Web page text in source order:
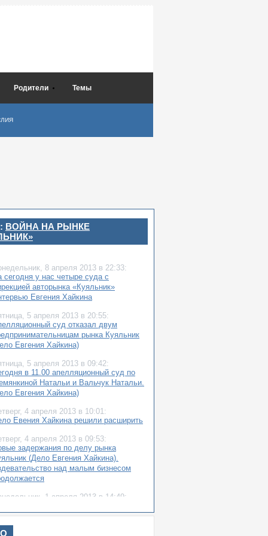
Родители Темы
ВОЙНА НА РЫНКЕ
8 апреля 2013 в 22:33:
сегодня у нас четыре суда с
авторынка «Куяльник»
Евгения Хайкина
5 апреля 2013 в 20:55:
суд отказал двум
рынка Куяльник
Евгения Хайкина)
5 апреля 2013 в 09:42:
в 11.00 апелляционный суд по
Натальи и Вальчук Натальи.
Евгения Хайкина)
4 апреля 2013 в 10:01:
Евения Хайкина решили расширить
4 апреля 2013 в 09:53:
задержания по делу рынка
(Дело Евгения Хайкина).
над малым бизнесом
1 апреля 2013 в 14:49:
Фаермарк о «Куяльнике»: Своим